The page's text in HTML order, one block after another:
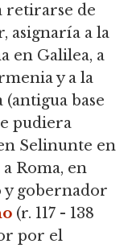
retirarse de
asignaría a la
en Galilea, a
y a la
base
pudiera
Selinunte en
Roma, en
y gobernador
(r. 117 - 138
por el